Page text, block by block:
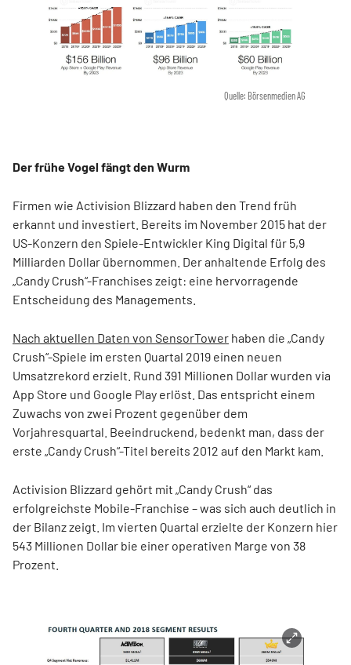
Quelle: Börsenmedien AG
Der frühe Vogel fängt den Wurm
Firmen wie Activision Blizzard haben den Trend früh
erkannt und investiert. Bereits im November 2015 hat der
US-Konzern den Spiele-Entwickler King Digital für 5,9
Milliarden Dollar übernommen. Der anhaltende Erfolg des
„Candy Crush“-Franchises zeigt: eine hervorragende
Entscheidung des Managements.
Nach aktuellen Daten von SensorTower haben die „Candy
Crush“-Spiele im ersten Quartal 2019 einen neuen
Umsatzrekord erzielt. Rund 391 Millionen Dollar wurden via
App Store und Google Play erlöst. Das entspricht einem
Zuwachs von zwei Prozent gegenüber dem
Vorjahresquartal. Beeindruckend, bedenkt man, dass der
erste „Candy Crush“-Titel bereits 2012 auf den Markt kam.
Activision Blizzard gehört mit „Candy Crush“ das
erfolgreichste Mobile-Franchise – was sich auch deutlich in
der Bilanz zeigt. Im vierten Quartal erzielte der Konzern hier
543 Millionen Dollar bie einer operativen Marge von 38
Prozent.